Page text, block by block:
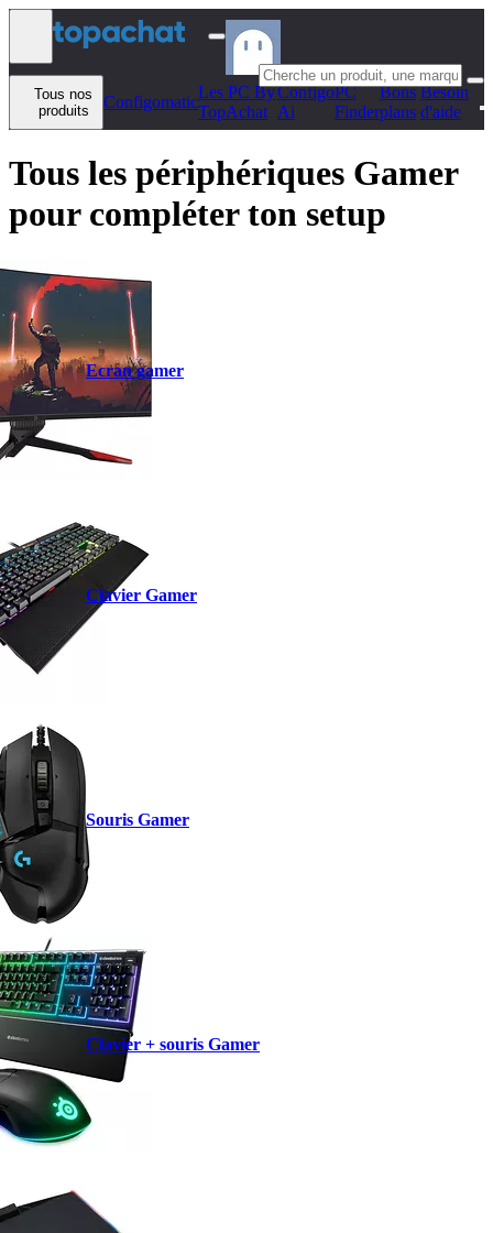
Aller au contenu
Tous nos
produits
Configomatic
Les PC By
TopAchat
Configo
Ai
PC
Finder
Bons
plans
Besoin
d'aide
Tous les périphériques Gamer
pour compléter ton setup
Ecran gamer
Clavier Gamer
Souris Gamer
Clavier + souris Gamer